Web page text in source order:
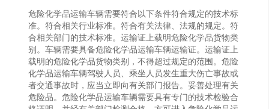
危险化学品运输车辆需要符合以下条件符合规定的技术标
准。符合相关行业标准。符合有关法律、法规的规定。符
合相关部门的技术标准。运输证上载明危险化学品货物类
别。车辆需要具备危险化学品运输车辆运输证。运输证上
载明的危险化学品货物类别，不得超过规定的范围。危险
化学品运输车辆驾驶人员、乘坐人员发生重大伤亡事故或
者交通事故时，应当立即向有关部门报告。妥善处理有关
危险品。危险化学品运输车辆需要具有专门的技术检验合